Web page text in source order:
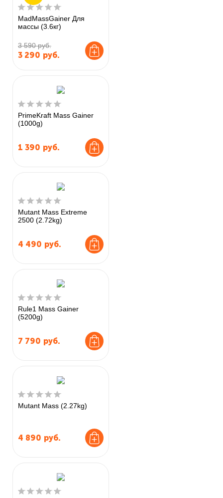
MadMassGainer Для
массы (3.6кг)
3 590 руб.
3 290 руб.
PrimeKraft Mass Gainer
(1000g)
1 390 руб.
Mutant Mass Extreme
2500 (2.72kg)
4 490 руб.
Rule1 Mass Gainer
(5200g)
7 790 руб.
Mutant Mass (2.27kg)
4 890 руб.